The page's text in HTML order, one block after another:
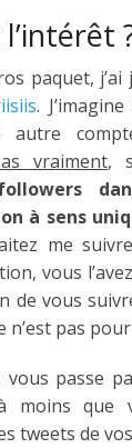
paquet,
.
autre
vraiment,
à sens
me
vous
de vous
n’est pas
vous passe
à moins
tweets de